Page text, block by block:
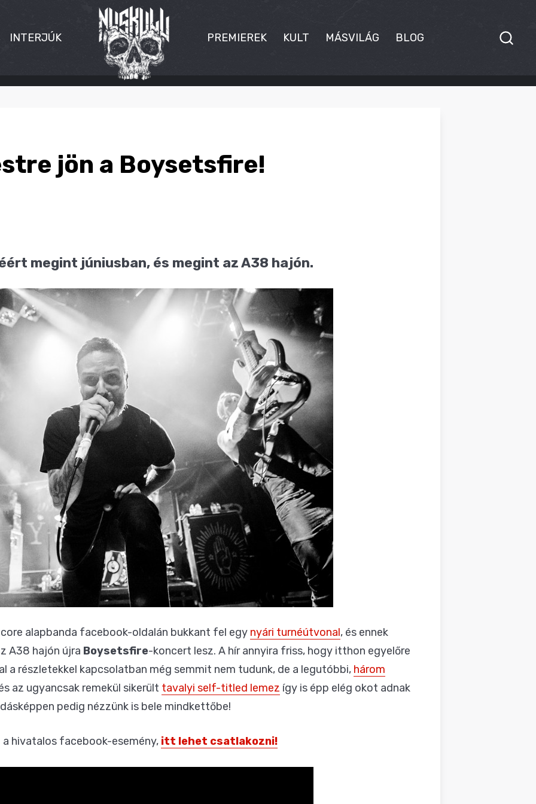
INTERJÚK PREMIEREK KULT MÁSVILÁG BLOG
jön a Boysetsfire!
megint júniusban, és megint az A38 hajón.
alapbanda facebook-oldalán bukkant fel egy nyári turnéútvonal, és ennek
A38 hajón újra Boysetsfire-koncert lesz. A hír annyira friss, hogy itthon egyelőre
a részletekkel kapcsolatban még semmit nem tudunk, de a legutóbbi, három
az ugyancsak remekül sikerült tavalyi self-titled lemez így is épp elég okot adnak
pedig nézzünk is bele mindkettőbe!
a hivatalos facebook-esemény, itt lehet csatlakozni!